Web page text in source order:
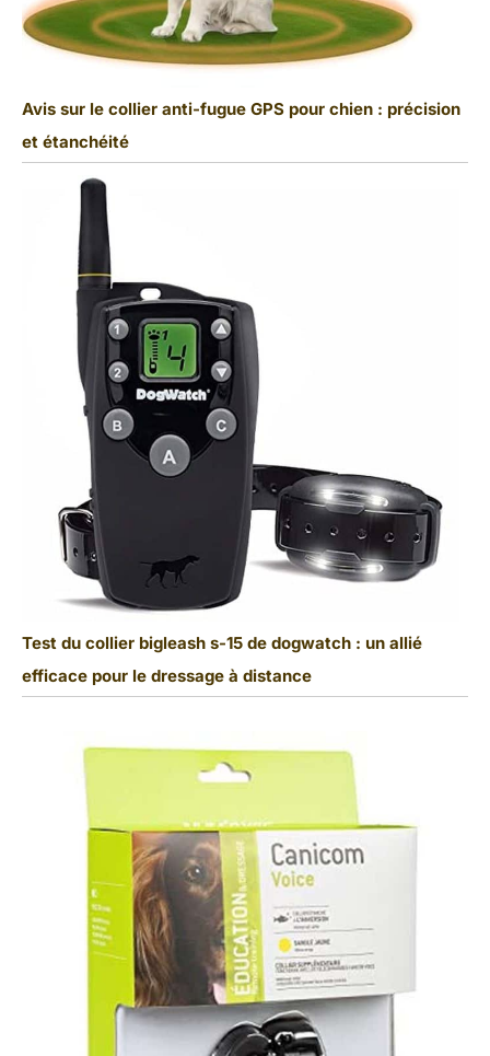
Avis sur le collier anti-fugue GPS pour chien : précision
et étanchéité
Test du collier bigleash s-15 de dogwatch : un allié
efficace pour le dressage à distance